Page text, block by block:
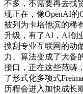
不多，不需要再去找
现正在，像OpenAI的
被列为卡培他滨的稀
升级，有了AI，AI创
搜刮专业互联网的动
力、算法变成了大备
接口，正在这些范畴
了形式化多项式
历程会进入加快成长